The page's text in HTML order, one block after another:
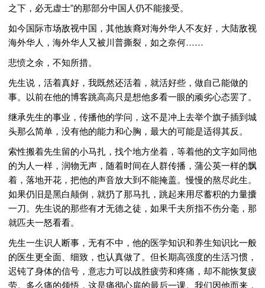
之下，必无虚士”的那部分中国人仍不能接受。
如今国际市场敌视中国，其他族裔对海外华人不友好，大陆敌视
海外华人，海外华人又被川普撕裂，如之奈何……
悲愤之余，不知所措。
先生说，活着真好，我既然还活着，就活好些，做自己能做的
事。以前在他的博客跳高高只是想他多看一眼的顽劣心态罢了。
继承先生的事业，传播他的学问，这不是冲上去举个旗子插到城
头那么简单，没有他的能力和心胸，最大的可能是适得其反。
索性搬着先生留的小马扎，找个地方坐着，等着他的文字如同他
的为人一样，润物无声，随着时间在人群传播，蒲公英一样的飘
着，落地开花，把他的声音放大到不能掩盖。慢慢的熬尽此生。
如果仍旧是黑白颠倒，就扔了那马扎，跳起来用尽蓄积的力量攮
一刀。先生说的那些有才无德之徒，如果千夫所指不伤分毫，那
就匹夫一怒看看。
先生一生识人断事，无有不中，他的医学知识和养生知识比一般
的医生更全面、细致，也认真做了。但长期高强度的生活习惯，
迟钝了身体的信号，意志力可以战胜疲劳和疼痛，却不能恢复疲
劳。多么痛的领悟，这是痛彻心扉的最后一课。我们因他而来，